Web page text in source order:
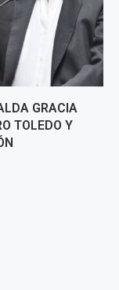
GRACIA
TOLEDO Y